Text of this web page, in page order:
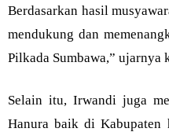
Berdasarkan hasil
mendukung dan
Pilkada Sumbawa,” ujarnya
Selain itu, Irwandi juga
Hanura baik di Kabupaten